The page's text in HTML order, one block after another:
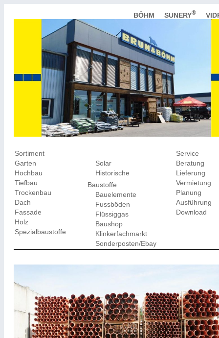
BÖHM SUNERY®
Sortiment
Garten
Hochbau
Tiefbau
Trockenbau
Dach
Fassade
Holz
Spezialbaustoffe
Solar
Historische
Baustoffe
Bauelemente
Fussböden
Flüssiggas
Baushop
Klinkerfachmarkt
Sonderposten/Ebay
Service
Beratung
Lieferung
Vermietung
Planung
Ausführung
Download